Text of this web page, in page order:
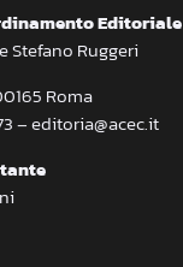
Editoriale
Stefano Ruggeri
Roma
– editoria@acec.it